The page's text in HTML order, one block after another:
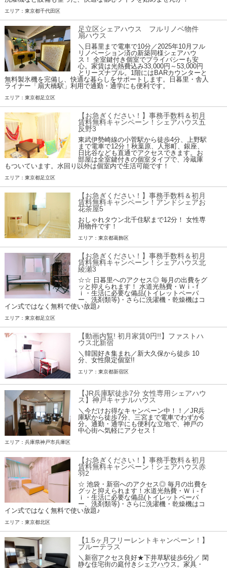
エリア：東京都千代田区
足立区シェアハウス フルリノベ物件
扇ハウス
＼日暮里まで電車で10分／2025年10月フル
リノベーション済の新築同様シェアハウ
ス！ 全室鍵付き個室でプライバシーも安
心。家賃は光熱費込み33,000円～53,000円
とリーズナブル。1階にはBARカウンターと
無料製氷機を完備し、快適な暮らしをサポートします。日暮里・舎人
ライナー「扇大橋駅」利用で通勤・通学にも便利です。
エリア：東京都足立区
【お急ぎください！】事務手数料＆初月
賃料無料キャンペーン！シェアハウス五
反野3
東武伊勢崎線の小菅駅から徒歩4分、上野駅
まで電車で12分！秋葉原、人形町、銀座、
日比谷なども直通でアクセスできます。お
部屋は全室鍵付きの個室タイプで、冷蔵庫
もついています。水回り以外は個室内で生活可能です！
エリア：東京都足立区
【お急ぎください！】事務手数料＆初月
賃料無料キャンペーン！アンドシェアお
花茶屋5
おしゃれタウン北千住駅まで12分！ 女性専
用物件です！
エリア：東京都葛飾区
【お急ぎください！】事務手数料＆初月
賃料無料キャンペーン！シェアハウス北
綾瀬3
☆☆ 日暮里へのアクセス◎ 毎月の出費をグ
ッと抑えられます！ 水道光熱費・Ｗｉ-ｆ
ｉ・生活に必要な備品(トイレットペーパ
ー、洗剤類等)・さらに洗濯機・乾燥機はコ
イン式ではなく無料で使い放題♪
エリア：東京都足立区
【動画内覧! 初月家賃0円!!】ファストハ
ウス北新宿
＼韓国好き集まれ／新大久保から徒歩 10
分、女性限定個室!!
エリア：東京都新宿区
【JR兵庫駅徒歩7分 女性専用シェアハウ
ス】神戸キャナルハウス
＼今だけお得なキャンペーン中！！／JR兵
庫駅から徒歩7分、三宮まで電車でわずか6
分。通勤・通学にも便利な立地で、神戸の
中心街へ気軽にアクセス！
エリア：兵庫県神戸市兵庫区
【お急ぎください！】事務手数料＆初月
賃料無料キャンペーン！シェアハウス赤
羽2
☆ 池袋・新宿へのアクセス◎ 毎月の出費を
グッと抑えられます！水道光熱費・Ｗｉ-ｆ
ｉ・生活に必要な備品(トイレットペーパ
ー、洗剤類等)・さらに洗濯機・乾燥機はコ
イン式ではなく無料で使い放題♪
エリア：東京都北区
【1.5ヶ月フリーレントキャンペーン！】
ブルーテラス
＼新宿アクセス良好★下井草駅徒歩6分／ 閑
静な住宅街の庭付きシェアハウス。家具・